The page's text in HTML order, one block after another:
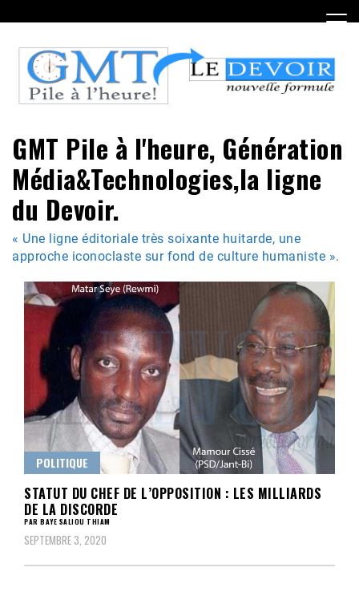
to
content
GMT Pile à l'heure, Génération
Média&Technologies,la ligne
du Devoir.
« Une ligne éditoriale très soixante huitarde, une
approche iconoclaste sur fond de culture humaniste ».
POLITIQUE
STATUT DU CHEF DE L’OPPOSITION : LES MILLIARDS
DE LA DISCORDE
PAR BAYE SALIOU THIAM
SEPTEMBRE 3, 2020